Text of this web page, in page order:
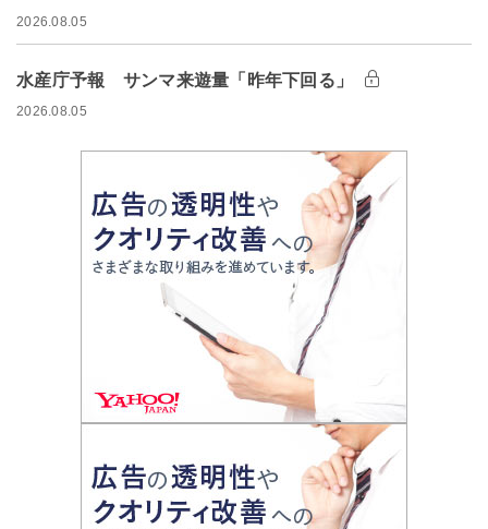
2026.08.05
水産庁予報 サンマ来遊量「昨年下回る」
2026.08.05